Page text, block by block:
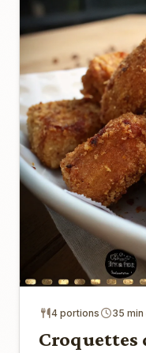
4 portions 35 min
Croquettes